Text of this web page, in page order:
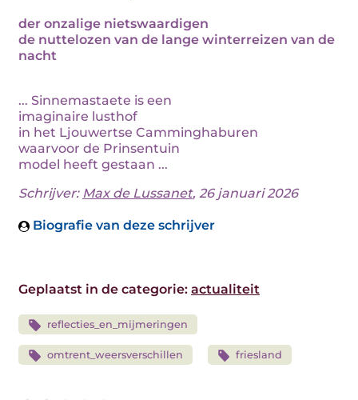
der onzalige nietswaardigen
de nuttelozen van de lange winterreizen van de
nacht
... Sinnemastaete is een
imaginaire lusthof
in het Ljouwertse Camminghaburen
waarvoor de Prinsentuin
model heeft gestaan ...
Schrijver: Max de Lussanet, 26 januari 2026
Biografie van deze schrijver
Geplaatst in de categorie: actualiteit
reflecties_en_mijmeringen
omtrent_weersverschillen friesland